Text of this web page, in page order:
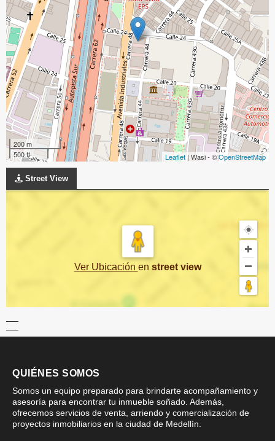
200 m
500 ft
Leaflet | Wasi - ©OpenStreetMap
Street View
Ver Ubicación en street view
QUIÉNES SOMOS
Somos un equipo preparado para brindarte acompañamiento y
asesoría para encontrar tu inmueble soñado. Además,
ofrecemos servicios de venta, arriendo y comercialización de
proyectos inmobiliarios en la ciudad de Medellín.